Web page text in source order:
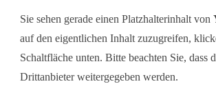
Sie sehen gerade einen Platzhalterinhalt von
auf den eigentlichen Inhalt zuzugreifen,
Schaltfläche unten. Bitte beachten Sie, dass
Drittanbieter weitergegeben werden.